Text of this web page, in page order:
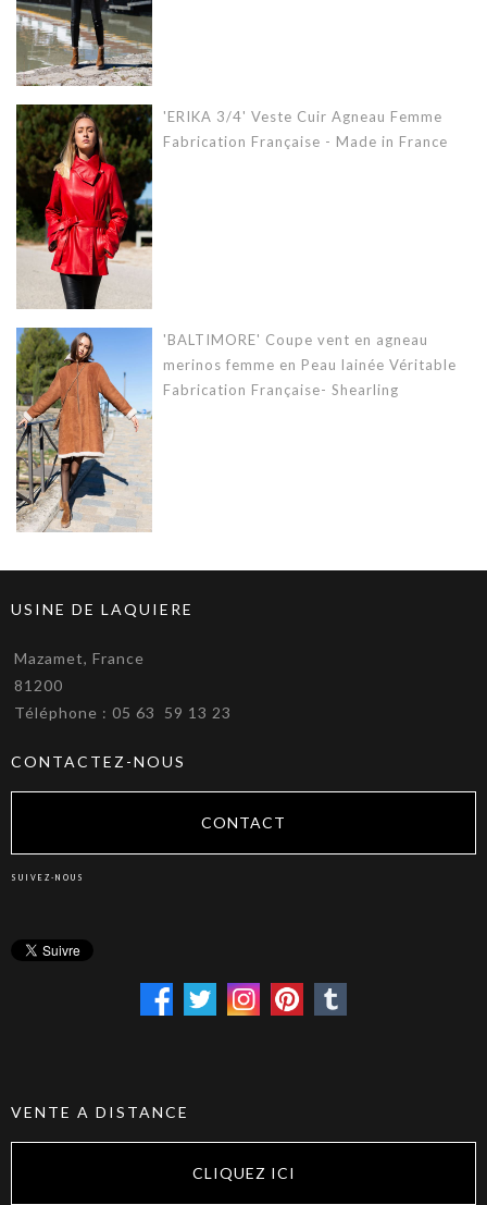
'ERIKA 3/4' Veste Cuir Agneau Femme
Fabrication Française - Made in France
'BALTIMORE' Coupe vent en agneau
merinos femme en Peau lainée Véritable
Fabrication Française- Shearling
USINE DE LAQUIERE
Mazamet, France
81200
Téléphone : 05 63 59 13 23
CONTACTEZ-NOUS
CONTACT
SUIVEZ-NOUS
VENTE A DISTANCE
CLIQUEZ ICI